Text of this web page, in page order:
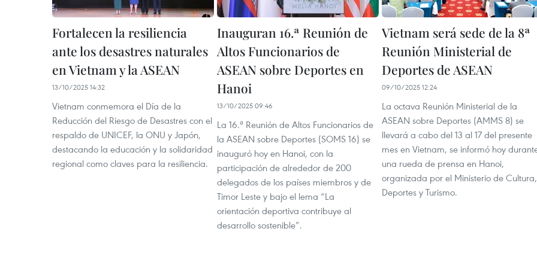
Fortalecen la resiliencia
ante los desastres naturales
en Vietnam y la ASEAN
13/10/2025 14:32
Vietnam conmemora el Día de la
Reducción del Riesgo de Desastres con el
respaldo de UNICEF, la ONU y Japón,
destacando la educación y la solidaridad
regional como claves para la resiliencia.
Inauguran 16.ª Reunión de
Altos Funcionarios de
ASEAN sobre Deportes en
Hanoi
13/10/2025 09:46
La 16.ª Reunión de Altos Funcionarios de
la ASEAN sobre Deportes (SOMS 16) se
inauguró hoy en Hanoi, con la
participación de alrededor de 200
delegados de los países miembros y de
Timor Leste y bajo el lema “La
orientación deportiva contribuye al
desarrollo sostenible”.
Vietnam será sede de la 8ª
Reunión Ministerial de
Deportes de ASEAN
09/10/2025 12:24
La octava Reunión Ministerial de la
ASEAN sobre Deportes (AMMS 8) se
llevará a cabo del 13 al 17 del presente
mes en Vietnam, se informó hoy
una rueda de prensa en Hanoi,
organizada por el Ministerio de Cultura,
Deportes y Turismo.